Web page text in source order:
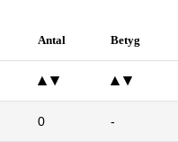
Antal Betyg
0 -